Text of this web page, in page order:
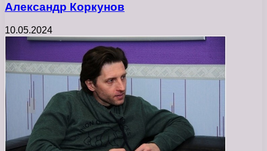
Александр Коркунов
10.05.2024